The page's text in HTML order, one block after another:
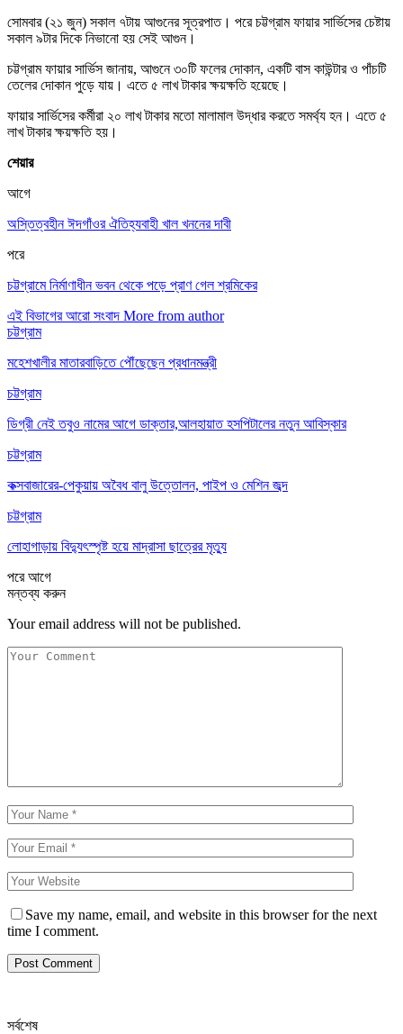
সোমবার (২১ জুন) সকাল ৭টায় আগুনের সূত্রপাত। পরে চট্টগ্রাম ফায়ার সার্ভিসের চেষ্টায়
সকাল ৯টার দিকে নিভানো হয় সেই আগুন।
চট্টগ্রাম ফায়ার সার্ভিস জানায়, আগুনে ৩০টি ফলের দোকান, একটি বাস কাউন্টার ও পাঁচটি
তেলের দোকান পুড়ে যায়। এতে ৫ লাখ টাকার ক্ষয়ক্ষতি হয়েছে।
ফায়ার সার্ভিসের কর্মীরা ২০ লাখ টাকার মতো মালামাল উদ্ধার করতে সমর্থ্য হন। এতে ৫
লাখ টাকার ক্ষয়ক্ষতি হয়।
শেয়ার
আগে
অস্তিত্বহীন ঈদগাঁওর ঐতিহ্যবাহী খাল খননের দাবী
পরে
চট্টগ্রামে নির্মাণাধীন ভবন থেকে পড়ে প্রাণ গেল শ্রমিকের
এই বিভাগের আরো সংবাদ More from author
চট্টগ্রাম
মহেশখালীর মাতারবাড়িতে পৌঁছেছেন প্রধানমন্ত্রী
চট্টগ্রাম
ডিগ্রী নেই তবুও নামের আগে ডাক্তার,আলহায়াত হসপিটালের নতুন আবিস্কার
চট্টগ্রাম
কক্সবাজারের-পেকুয়ায় অবৈধ বালু উত্তোলন, পাইপ ও মেশিন জব্দ
চট্টগ্রাম
লোহাগাড়ায় বিদ্যুৎস্পৃষ্ট হয়ে মাদ্রাসা ছাত্রের মৃত্যু
পরেআগে
মন্তব্য করুন
Your email address will not be published.
Save my name, email, and website in this browser for the next
time I comment.
সর্বশেষ